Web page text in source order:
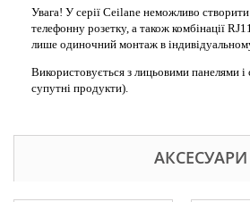
Увага! У серії Ceilane неможливо
телефонну розетку, а також комбінації
лише одиночний монтаж в
Використовується з лицьовими панелями
супутні продукти).
АКСЕСУАРИ